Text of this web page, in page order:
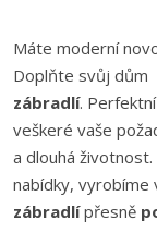
Máte moderní
Doplňte svůj dům
zábradlí.
veškeré vaše
a dlouhá
nabídky, vyrobíme
zábradlípřesně